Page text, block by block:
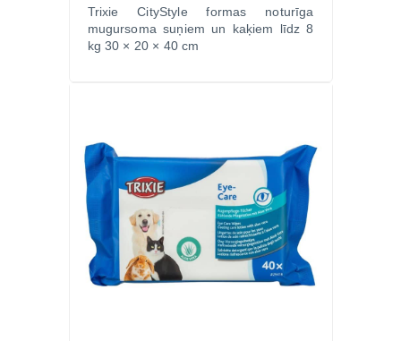
Trixie CityStyle formas noturīga
mugursoma suņiem un kaķiem līdz 8
kg 30 × 20 × 40 cm